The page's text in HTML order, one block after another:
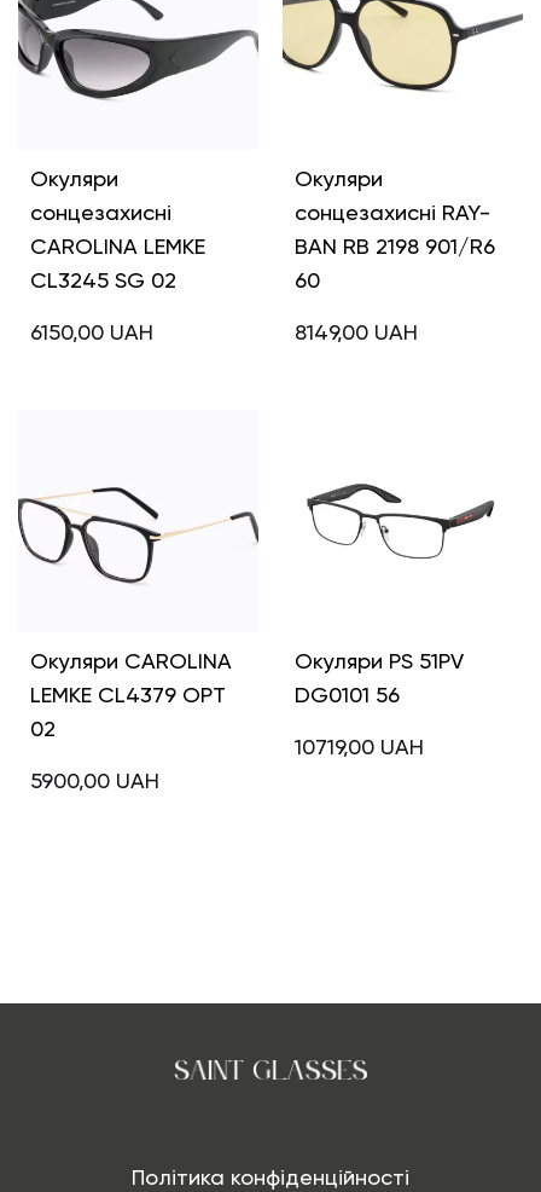
Окуляри
сонцезахисні
CAROLINA LEMKE
CL3245 SG 02
6150,00 UAH
Окуляри
сонцезахисні RAY-
BAN RB 2198 901/R6
60
8149,00 UAH
Окуляри CAROLINA
LEMKE CL4379 OPT
02
5900,00 UAH
Окуляри PS 51PV
DG0101 56
10719,00 UAH
Політика конфіденційності